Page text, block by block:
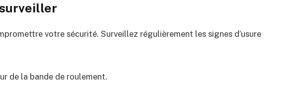
surveiller
votre sécurité. Surveillez régulièrement les signes d’usure
de la bande de roulement.